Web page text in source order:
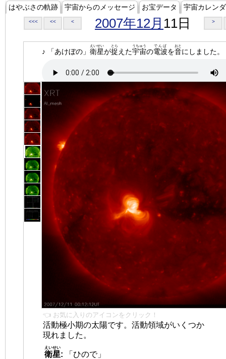
はやぶさの軌跡 宇宙からのメッセージ お宝データ 宇宙カレン
<<< << < 2007年12月 11日 >
♪ 「あけぼの」 衛星
えいせい
が捉
とら
えた宇宙
うちゅう
の電波
でんぱ
を音
おと
にしました。
👈 お気に入りのアイコンをクリック！
活動極小期の太陽です。活動領域がいくつか
現れました。
衛星
えいせい
:
「ひので」